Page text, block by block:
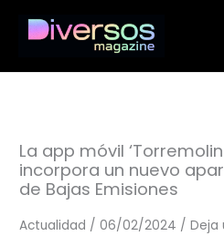
La app móvil
incorpora un nuevo
de Bajas Emisiones
Actualidad /06/02/2024 /Deja